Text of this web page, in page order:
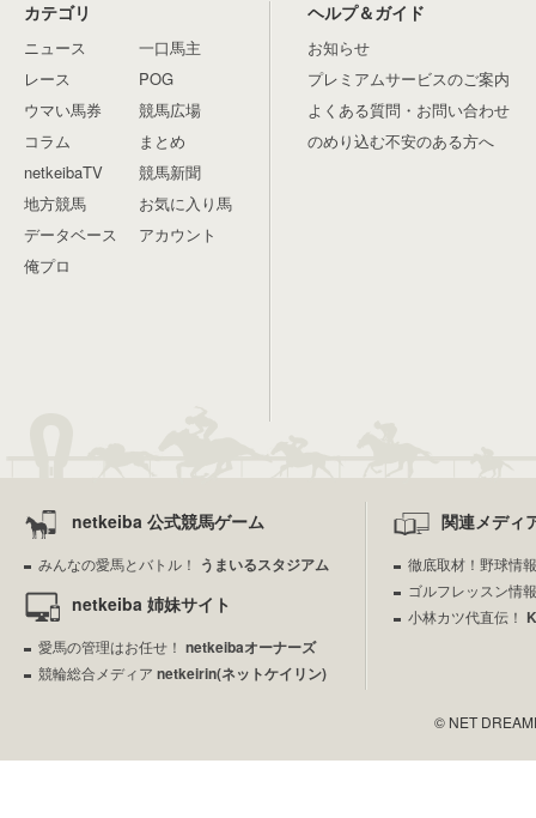
カテゴリ
ニュース
レース
ウマい馬券
コラム
netkeibaTV
地方競馬
データベース
俺プロ
一口馬主
POG
競馬広場
まとめ
競馬新聞
お気に入り馬
アカウント
ヘルプ＆ガイド
お知らせ
プレミアムサービスのご案内
よくある質問・お問い合わせ
のめり込む不安のある方へ
netkeiba 公式競馬ゲーム
みんなの愛馬とバトル！ うまいるスタジアム
netkeiba 姉妹サイト
愛馬の管理はお任せ！ netkeibaオーナーズ
競輪総合メディア netkeirin(ネットケイリン)
関連メディ
徹底取材！野球情
ゴルフレッスン情
小林カツ代直伝！
© NET